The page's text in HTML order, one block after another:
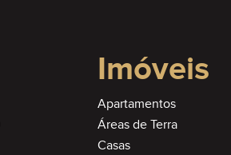
Imóveis
Apartamentos
Áreas de Terra
Casas